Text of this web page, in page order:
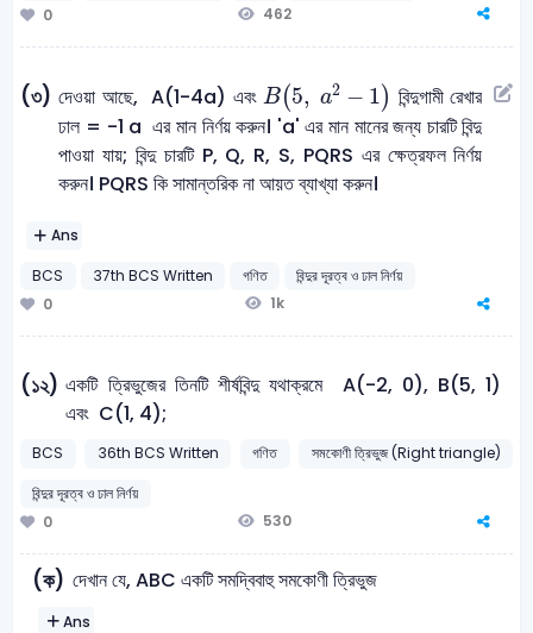
0
462
(৩) দেওয়া আছে, A(1-4a) এবংB(5, a2 − 1)
B(5 a2 )
বিন্দুগামী রেখার
ঢাল = -1 a এর মান নির্ণয় করুন। ‍'a' এর মান মানের জন্য চারটি বিন্দু
পাওয়া যায়; বিন্দু চারটি P, Q, R, S, PQRS এর ক্ষেত্রফল নির্ণয়
করুন। PQRS কি সামান্তরিক না আয়ত ব্যাখ্যা করুন।
Ans
BCS
37th BCS Written গণিত
বিন্দুর দূরত্ব ও ঢাল নির্ণয়
0
1k
(১২) একটি ত্রিভুজের তিনটি শীর্ষবিন্দু যথাক্রমে A(-2, 0), B(5, 1)
এবং C(1, 4);
BCS 36th BCS Written গণিত
সমকোণী ত্রিভুজ (Right triangle)
বিন্দুর দূরত্ব ও ঢাল নির্ণয়
0
530
(ক) দেখান যে, ABC একটি সমদ্বিবাহু সমকোণী ত্রিভুজ
Ans